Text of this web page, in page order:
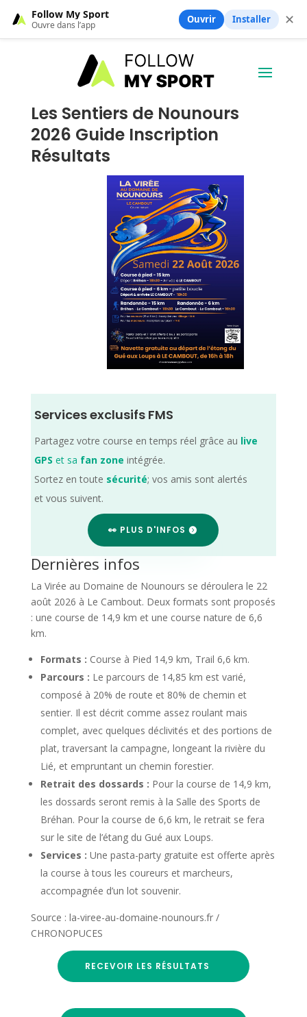
Les Sentiers de Nounours
2026 Guide Inscription
Résultats
Services exclusifs FMS
Partagez votre course en temps réel grâce au live
GPS et sa fan zone intégrée.
Sortez en toute sécurité; vos amis sont alertés
et vous suivent.
👀 PLUS D'INFOS
Dernières infos
La Virée au Domaine de Nounours se déroulera le 22
août 2026 à Le Cambout. Deux formats sont proposés
: une course de 14,9 km et une course nature de 6,6
km.
Formats : Course à Pied 14,9 km, Trail 6,6 km.
Parcours : Le parcours de 14,85 km est varié,
composé à 20% de route et 80% de chemin et
sentier. Il est décrit comme assez roulant mais
complet, avec quelques déclivités et des portions de
plat, traversant la campagne, longeant la rivière du
Lié, et empruntant un chemin forestier.
Retrait des dossards : Pour la course de 14,9 km,
les dossards seront remis à la Salle des Sports de
Bréhan. Pour la course de 6,6 km, le retrait se fera
sur le site de l’étang du Gué aux Loups.
Services : Une pasta-party gratuite est offerte après
la course à tous les coureurs et marcheurs,
accompagnée d’un lot souvenir.
Source : la-viree-au-domaine-nounours.fr /
CHRONOPUCES
RECEVOIR LES RÉSULTATS
Follow My Sport
Ouvre dans l’app Ouvrir Installer ✕